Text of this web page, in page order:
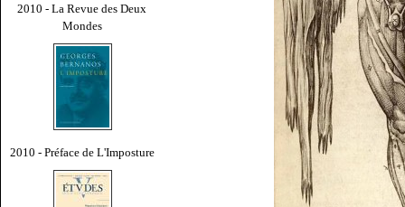
2010 - La Revue des Deux
Mondes
2010 - Préface de L'Imposture